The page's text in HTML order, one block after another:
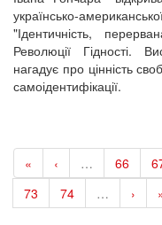
українсько-
"Ідентичність,
Революції Гідності.
нагадує про цінність
самоідентифікації.
« ‹ … 66
73
74 … ›